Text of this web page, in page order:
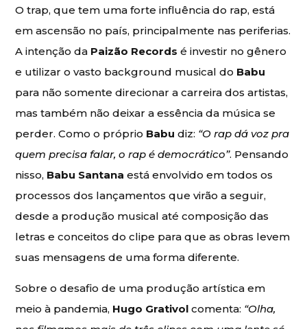
O trap, que tem uma forte influência do rap, está
em ascensão no país, principalmente nas periferias.
A intenção da Paizão Records é investir no gênero
e utilizar o vasto background musical do Babu
para não somente direcionar a carreira dos artistas,
mas também não deixar a essência da música se
perder. Como o próprio Babu diz: “O rap dá voz pra
quem precisa falar, o rap é democrático”. Pensando
nisso, Babu Santana está envolvido em todos os
processos dos lançamentos que virão a seguir,
desde a produção musical até composição das
letras e conceitos do clipe para que as obras levem
suas mensagens de uma forma diferente.
Sobre o desafio de uma produção artística em
meio à pandemia, Hugo Grativol comenta: “Olha,